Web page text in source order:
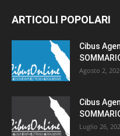
ARTICOLI POPOLARI
Cibus
Agosto 2,
Cibus
Luglio 26,